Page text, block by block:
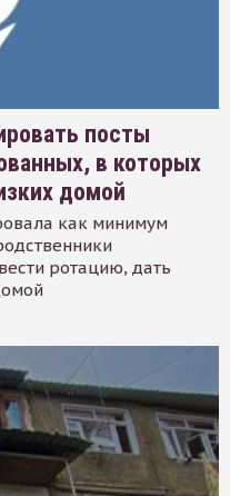
посты
в которых
домой
как минимум
ротацию, дать